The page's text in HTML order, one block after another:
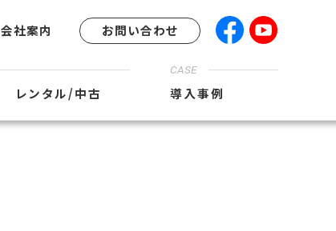
会社案内 お問い合わせ
レンタル/中古
CASE
導入事例